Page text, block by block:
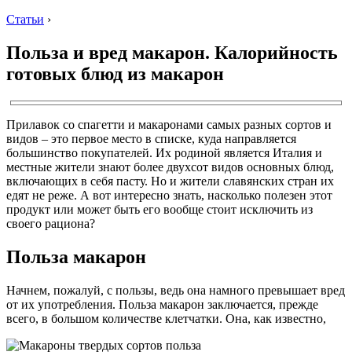
Статьи ›
Польза и вред макарон. Калорийность
готовых блюд из макарон
Прилавок со спагетти и макаронами самых разных сортов и
видов – это первое место в списке, куда направляется
большинство покупателей. Их родиной является Италия и
местные жители знают более двухсот видов основных блюд,
включающих в себя пасту. Но и жители славянских стран их
едят не реже. А вот интересно знать, насколько полезен этот
продукт или может быть его вообще стоит исключить из
своего рациона?
Польза макарон
Начнем, пожалуй, с пользы, ведь она намного превышает вред
от их употребления. Польза макарон заключается, прежде
всего, в большом количестве клетчатки. Она, как известно,